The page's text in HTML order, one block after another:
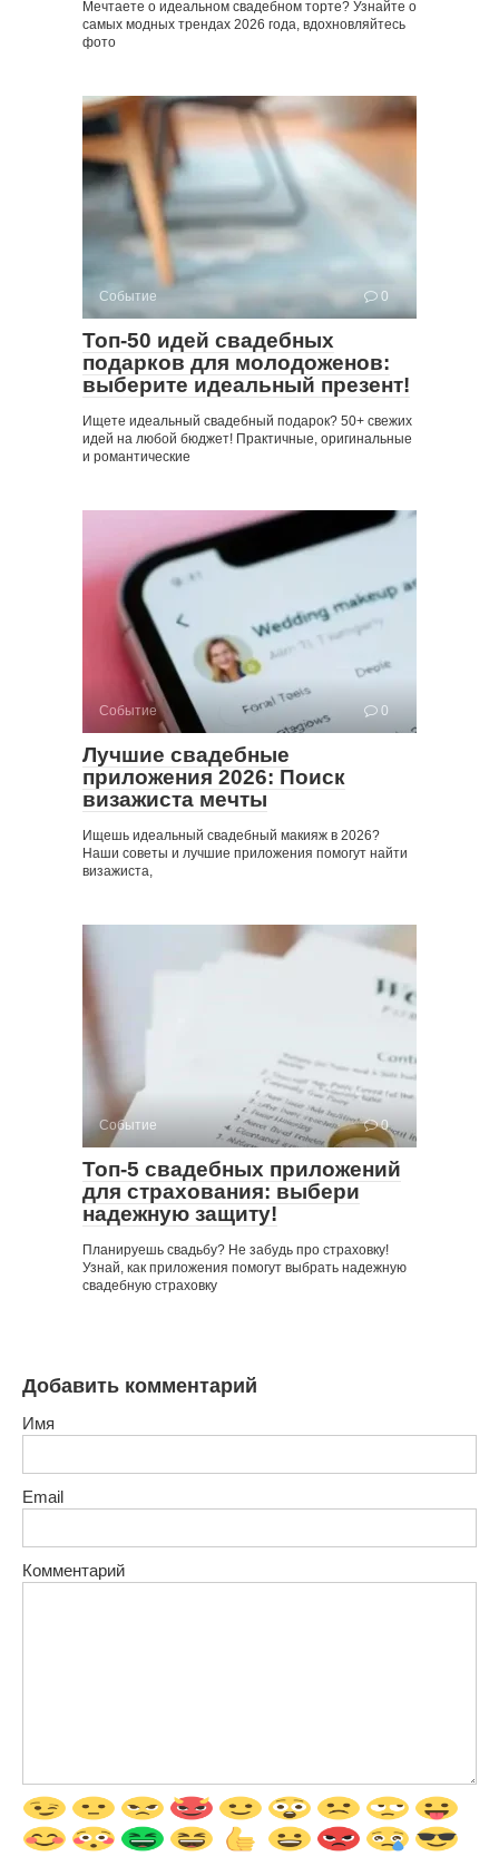
Мечтаете о идеальном свадебном торте? Узнайте о
самых модных трендах 2026 года, вдохновляйтесь
фото
Событие 0
Топ-50 идей свадебных
подарков для молодоженов:
выберите идеальный презент!
Ищете идеальный свадебный подарок? 50+ свежих
идей на любой бюджет! Практичные, оригинальные
и романтические
Событие 0
Лучшие свадебные
приложения 2026: Поиск
визажиста мечты
Ищешь идеальный свадебный макияж в 2026?
Наши советы и лучшие приложения помогут найти
визажиста,
Событие 0
Топ-5 свадебных приложений
для страхования: выбери
надежную защиту!
Планируешь свадьбу? Не забудь про страховку!
Узнай, как приложения помогут выбрать надежную
свадебную страховку
Добавить комментарий
Имя
Email
Комментарий